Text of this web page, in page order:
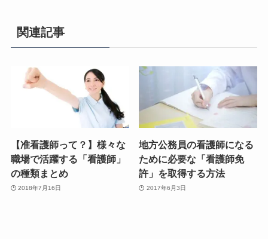
関連記事
【准看護師って？】様々な
職場で活躍する「看護師」
の種類まとめ
2018年7月16日
地方公務員の看護師になる
ために必要な「看護師免
許」を取得する方法
2017年6月3日